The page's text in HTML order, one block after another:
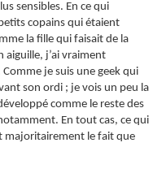
sensibles. En ce qui
copains qui étaient
la fille qui faisait de la
aiguille, j’ai vraiment
je suis une geek qui
son ordi ; je vois un peu la
comme le reste des
En tout cas, ce qui
majoritairement le fait que